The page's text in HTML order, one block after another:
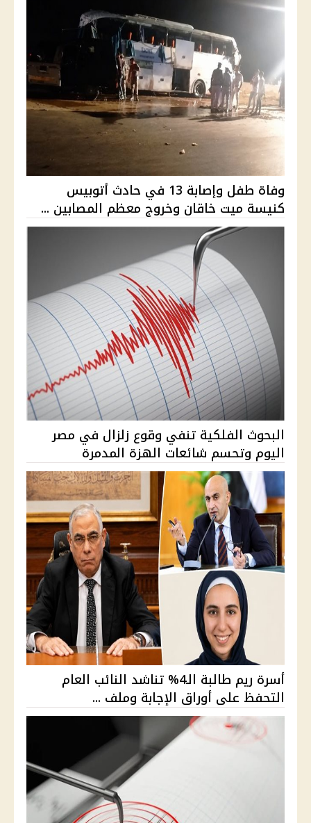
وفاة طفل وإصابة 13 في حادث أتوبيس
كنيسة ميت خاقان وخروج معظم المصابين ...
البحوث الفلكية تنفي وقوع زلزال في مصر
اليوم وتحسم شائعات الهزة المدمرة
أسرة ريم طالبة الـ4% تناشد النائب العام
التحفظ على أوراق الإجابة وملف ...